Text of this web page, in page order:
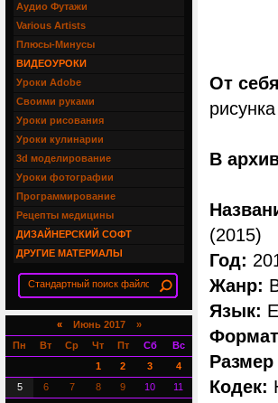
От
В
(2015)
Год:
Жанр:
Язык:
Размер
Кодек:
Аудио Футажи
Various Artists
Плюсы-Минусы
ВИДЕОУРОКИ
Уроки Adobe
Своими руками
Уроки рисования
Уроки кулинарии
3d моделирование
Уроки фотографии
Программирование
Рецепты медицины
ДИЗАЙНЕРСКИЙ СОФТ
ДРУГИЕ МАТЕРИАЛЫ
«Июнь 2017 »
Пн
Вт Ср Чт Пт Сб
Вс
1
2 3
4
5
6 7 8 9 10
11